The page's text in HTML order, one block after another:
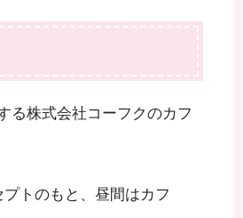
る株式会社コーフクのカフ
トのもと、昼間はカフ